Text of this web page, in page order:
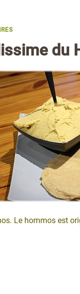
du
Le hommos est